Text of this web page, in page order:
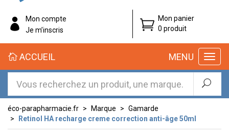
éco-
parapharmacie.fr
éco-
parapharmacie.fr
Mon compte
Je m’inscris
Mon panier
0 produit
MENU
ACCUEIL
éco-parapharmacie.fr Marque
Gamarde
Retinol HA recharge creme correction anti-âge 50ml